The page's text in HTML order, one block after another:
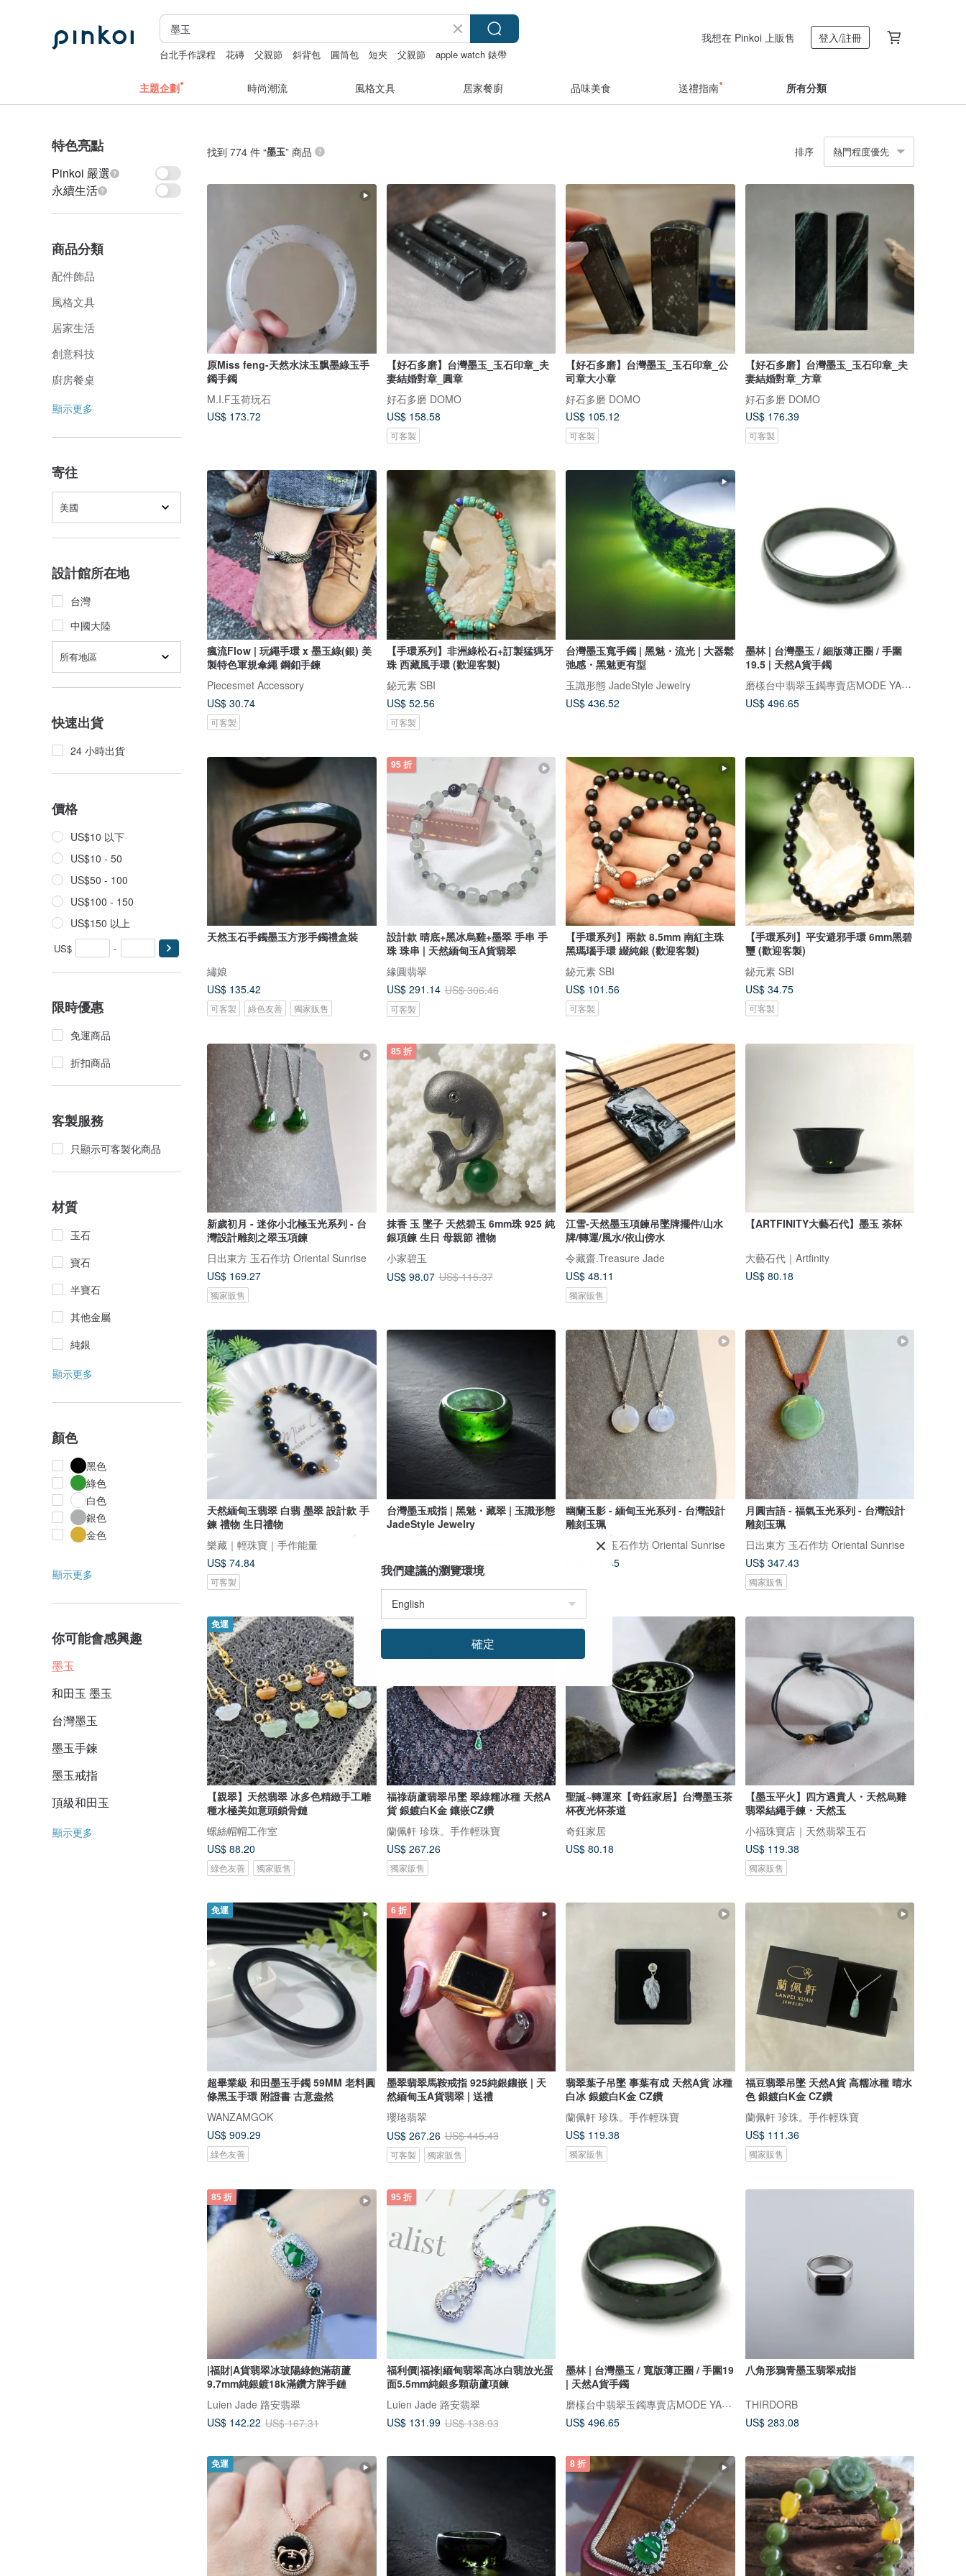
台北手作課程 花磚 父親節 斜背包 圓筒包 短夾 父親節 apple watch 錶帶
我想在 Pinkoi 上販售 登入/註冊
主題企劃 時尚潮流 風格文具 居家餐廚 品味美食 送禮指南 所有分類
特色亮點
Pinkoi 嚴選
永續生活
商品分類
配件飾品
風格文具
居家生活
創意科技
廚房餐桌
顯示更多
寄往
美國
設計館所在地
台灣
中國大陸
所有地區
快速出貨
24 小時出貨
價格
US$10 以下
US$10 - 50
US$50 - 100
US$100 - 150
US$150 以上
US$ -
限時優惠
免運商品
折扣商品
客製服務
只顯示可客製化商品
材質
玉石
寶石
半寶石
其他金屬
純銀
顯示更多
顏色
黑色
綠色
白色
銀色
金色
顯示更多
你可能會感興趣
墨玉
和田玉 墨玉
台灣墨玉
墨玉手鍊
墨玉戒指
頂級和田玉
顯示更多
找到 774 件 “墨玉” 商品 排序 熱門程度優先
原Miss feng-天然水沫玉飘墨綠玉手
鐲手鐲
M.I.F玉荷玩石
US$ 173.72
【好石多磨】台灣墨玉_玉石印章_夫
妻結婚對章_圓章
好石多磨 DOMO
US$ 158.58
可客製
【好石多磨】台灣墨玉_玉石印章_公
司章大小章
好石多磨 DOMO
US$ 105.12
可客製
【好石多磨】台灣墨玉_玉石印章_夫
妻結婚對章_方章
好石多磨 DOMO
US$ 176.39
可客製
瘋流Flow | 玩繩手環 x 墨玉綠(銀) 美
製特色軍規傘繩 鋼釦手鍊
Piecesmet Accessory
US$ 30.74
可客製
【手環系列】非洲綠松石+訂製猛獁牙
珠 西藏風手環 (歡迎客製)
鉍元素 SBI
US$ 52.56
可客製
台灣墨玉寬手鐲 | 黑魅・流光 | 大器鬆
弛感・黑魅更有型
玉識形態 JadeStyle Jewelry
US$ 436.52
墨林 | 台灣墨玉 / 細版薄正圈 / 手圍
19.5 | 天然A貨手鐲
磨樣台中翡翠玉鐲專賣店MODE YANG
US$ 496.65
天然玉石手鐲墨玉方形手鐲禮盒裝
繡娘
US$ 135.42
可客製 綠色友善 獨家販售
95 折
設計款 晴底+黑冰烏雞+墨翠 手串 手
珠 珠串 | 天然緬甸玉A貨翡翠
緣圓翡翠
US$ 291.14 US$ 306.46
可客製
【手環系列】兩款 8.5mm 南紅主珠
黑瑪瑙手環 綴純銀 (歡迎客製)
鉍元素 SBI
US$ 101.56
可客製
【手環系列】平安避邪手環 6mm黑碧
璽 (歡迎客製)
鉍元素 SBI
US$ 34.75
可客製
新歲初月 - 迷你小北極玉光系列 - 台
灣設計雕刻之翠玉項鍊
日出東方 玉石作坊 Oriental Sunrise
US$ 169.27
獨家販售
85 折
抹香 玉 墜子 天然碧玉 6mm珠 925 純
銀項鍊 生日 母親節 禮物
小家碧玉
US$ 98.07 US$ 115.37
江雪-天然墨玉項鍊吊墜牌擺件/山水
牌/轉運/風水/依山傍水
令藏齋.Treasure Jade
US$ 48.11
獨家販售
【ARTFINITY大藝石代】墨玉 茶杯
大藝石代｜Artfinity
US$ 80.18
天然緬甸玉翡翠 白翡 墨翠 設計款 手
鍊 禮物 生日禮物
樂藏｜輕珠寶｜手作能量
US$ 74.84
可客製
台灣墨玉戒指 | 黑魅・藏翠 | 玉識形態
JadeStyle Jewelry
US$ 114.92
幽蘭玉影 - 緬甸玉光系列 - 台灣設計
雕刻玉珮
日出東方 玉石作坊 Oriental Sunrise
US$ 200.45
月圓吉語 - 福氣玉光系列 - 台灣設計
雕刻玉珮
日出東方 玉石作坊 Oriental Sunrise
US$ 347.43
獨家販售
免運
【親翠】天然翡翠 冰多色精緻手工雕
種水極美如意頭鎖骨鏈
螺絲帽帽工作室
US$ 88.20
綠色友善 獨家販售
福祿葫蘆翡翠吊墜 翠綠糯冰種 天然A
貨 銀鍍白K金 鑲嵌CZ鑽
蘭佩軒 珍珠。手作輕珠寶
US$ 267.26
獨家販售
聖誕~轉運來【奇鈺家居】台灣墨玉茶
杯夜光杯茶道
奇鈺家居
US$ 80.18
【墨玉平火】四方遇貴人・天然烏雞
翡翠結繩手鍊・天然玉
小福珠寶店｜天然翡翠玉石
US$ 119.38
獨家販售
免運
超畢業級 和田墨玉手鐲 59MM 老料圓
條黑玉手環 附證書 古意盎然
WANZAMGOK
US$ 909.29
綠色友善
6 折
墨翠翡翠馬鞍戒指 925純銀鑲嵌 | 天
然緬甸玉A貨翡翠 | 送禮
瓔珞翡翠
US$ 267.26 US$ 445.43
可客製 獨家販售
翡翠葉子吊墜 事葉有成 天然A貨 冰種
白冰 銀鍍白K金 CZ鑽
蘭佩軒 珍珠。手作輕珠寶
US$ 119.38
獨家販售
福豆翡翠吊墜 天然A貨 高糯冰種 晴水
色 銀鍍白K金 CZ鑽
蘭佩軒 珍珠。手作輕珠寶
US$ 111.36
獨家販售
85 折
|福財|A貨翡翠冰玻陽綠飽滿葫蘆
9.7mm純銀鍍18k滿鑽方牌手鏈
Luien Jade 路安翡翠
US$ 142.22 US$ 167.31
95 折
福利價|福祿|緬甸翡翠高冰白翡放光蛋
面5.5mm純銀多顆葫蘆項鍊
Luien Jade 路安翡翠
US$ 131.99 US$ 138.93
墨林 | 台灣墨玉 / 寬版薄正圈 / 手圍19
| 天然A貨手鐲
磨樣台中翡翠玉鐲專賣店MODE YANG
US$ 496.65
八角形鴉青墨玉翡翠戒指
THIRDORB
US$ 283.08
免運 8 折
我們建議的瀏覽環境
確定